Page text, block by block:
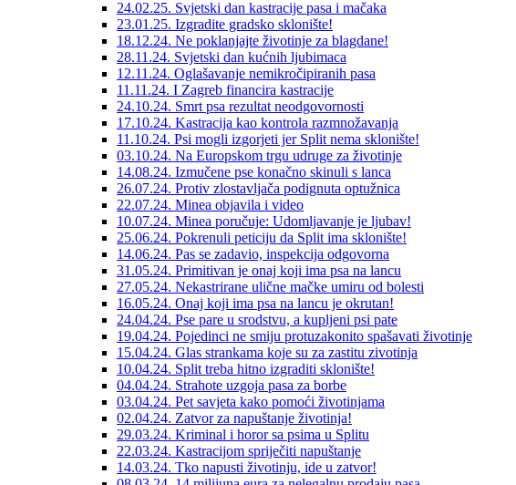
24.02.25. Svjetski dan kastracije pasa i mačaka
23.01.25. Izgradite gradsko sklonište!
18.12.24. Ne poklanjajte životinje za blagdane!
28.11.24. Svjetski dan kućnih ljubimaca
12.11.24. Oglašavanje nemikročipiranih pasa
11.11.24. I Zagreb financira kastracije
24.10.24. Smrt psa rezultat neodgovornosti
17.10.24. Kastracija kao kontrola razmnožavanja
11.10.24. Psi mogli izgorjeti jer Split nema sklonište!
03.10.24. Na Europskom trgu udruge za životinje
14.08.24. Izmučene pse konačno skinuli s lanca
26.07.24. Protiv zlostavljača podignuta optužnica
22.07.24. Minea objavila i video
10.07.24. Minea poručuje: Udomljavanje je ljubav!
25.06.24. Pokrenuli peticiju da Split ima sklonište!
14.06.24. Pas se zadavio, inspekcija odgovorna
31.05.24. Primitivan je onaj koji ima psa na lancu
27.05.24. Nekastrirane ulične mačke umiru od bolesti
16.05.24. Onaj koji ima psa na lancu je okrutan!
24.04.24. Pse pare u srodstvu, a kupljeni psi pate
19.04.24. Pojedinci ne smiju protuzakonito spašavati životinje
15.04.24. Glas strankama koje su za zastitu zivotinja
10.04.24. Split treba hitno izgraditi sklonište!
04.04.24. Strahote uzgoja pasa za borbe
03.04.24. Pet savjeta kako pomoći životinjama
02.04.24. Zatvor za napuštanje životinja!
29.03.24. Kriminal i horor sa psima u Splitu
22.03.24. Kastracijom spriječiti napuštanje
14.03.24. Tko napusti životinju, ide u zatvor!